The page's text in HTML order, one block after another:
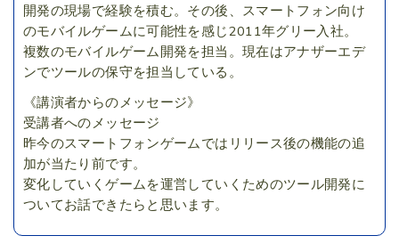
開発の現場で経験を積む。その後、スマートフォン向け
のモバイルゲームに可能性を感じ2011年グリー入社。
複数のモバイルゲーム開発を担当。現在はアナザーエデ
ンでツールの保守を担当している。
《講演者からのメッセージ》
受講者へのメッセージ
昨今のスマートフォンゲームではリリース後の機能の追
加が当たり前です。
変化していくゲームを運営していくためのツール開発に
ついてお話できたらと思います。